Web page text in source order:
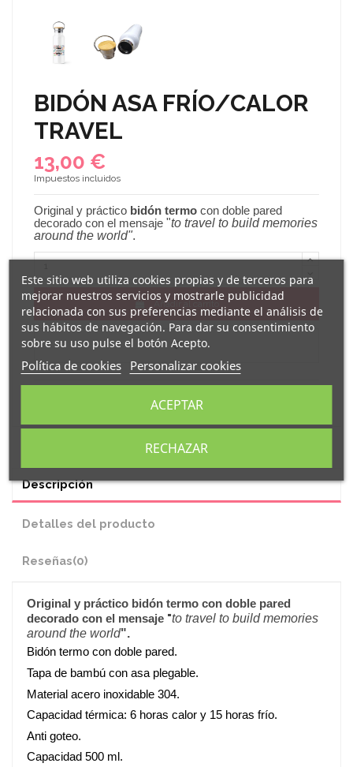
BIDÓN ASA FRÍO/CALOR
TRAVEL
13,00 €
Impuestos incluidos
Original y práctico bidón termo con doble pared
decorado con el mensaje "to travel to build memories
around the world".
Añadir al carrito
Descripción
Detalles del producto
Reseñas(0)
Original y práctico bidón termo con doble pared
decorado con el mensaje "to travel to build memories
around the world".
Bidón termo con doble pared.
Tapa de bambú con asa plegable.
Material acero inoxidable 304.
Capacidad térmica: 6 horas calor y 15 horas frío.
Anti goteo.
Capacidad 500 ml.
Este sitio web utiliza cookies propias y de terceros para
mejorar nuestros servicios y mostrarle publicidad
relacionada con sus preferencias mediante el análisis de
sus hábitos de navegación. Para dar su consentimiento
sobre su uso pulse el botón Acepto.
Política de cookies Personalizar cookies
RECHAZAR
ACEPTAR